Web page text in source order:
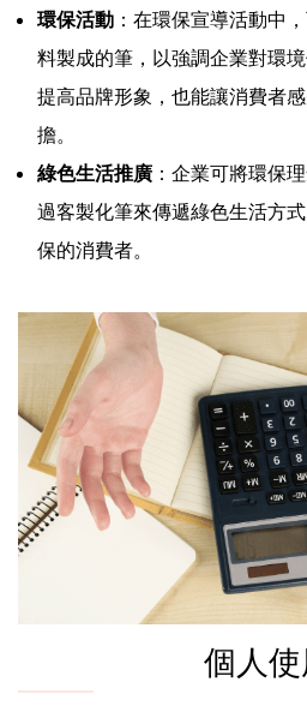
環保活動 ：在環保宣導活動中
料製成的筆，以強調企業對環
提高品牌形象，也能讓消費者
擔。
綠色生活推廣 ：企業可將環保
過客製化筆來傳遞綠色生活方
保的消費者。
個人使